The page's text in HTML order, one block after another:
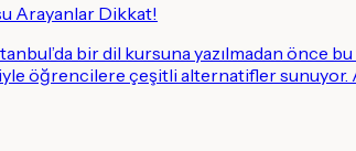
Arayanlar Dikkat!
bir dil kursuna yazılmadan önce
öğrencilere çeşitli alternatifler sunuyor.